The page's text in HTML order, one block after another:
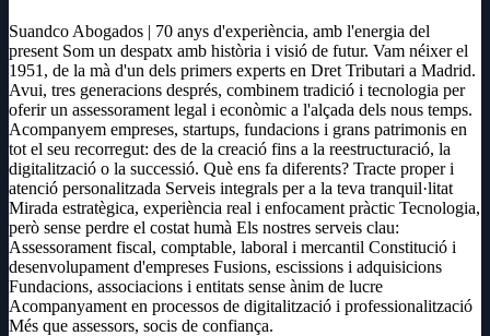
Suandco Abogados | 70 anys d'experiència, amb l'energia del
present Som un despatx amb història i visió de futur. Vam néixer el
1951, de la mà d'un dels primers experts en Dret Tributari a Madrid.
Avui, tres generacions després, combinem tradició i tecnologia per
oferir un assessorament legal i econòmic a l'alçada dels nous temps.
Acompanyem empreses, startups, fundacions i grans patrimonis en
tot el seu recorregut: des de la creació fins a la reestructuració, la
digitalització o la successió. Què ens fa diferents? Tracte proper i
atenció personalitzada Serveis integrals per a la teva tranquil·litat
Mirada estratègica, experiència real i enfocament pràctic Tecnologia,
però sense perdre el costat humà Els nostres serveis clau:
Assessorament fiscal, comptable, laboral i mercantil Constitució i
desenvolupament d'empreses Fusions, escissions i adquisicions
Fundacions, associacions i entitats sense ànim de lucre
Acompanyament en processos de digitalització i professionalització
Més que assessors, socis de confiança.